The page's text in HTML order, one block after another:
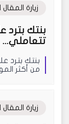
زيارة
بنتك
تتعاملي...
بنتك بترد
من أكثر
زيارة المقال